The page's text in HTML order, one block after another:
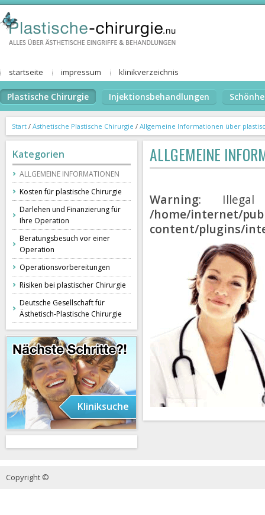
ALLGEMEINE
Warning: Illegal
/home/internet/
content/plugins/
Kategorien
ALLGEMEINE INFORMATIONEN
Kosten für plastische Chirurgie
Darlehen und Finanzierung für
Ihre Operation
Beratungsbesuch vor einer
Operation
Operationsvorbereitungen
Risiken bei plastischer Chirurgie
Deutsche Gesellschaft für
Ästhetisch-Plastische Chirurgie
Kliniksuche
Start / Ästhetische Plastische Chirurgie / Allgemeine Informationen über
startseite impressum klinikverzeichnis
Plastische Chirurgie Injektionsbehandlungen
Copyright ©